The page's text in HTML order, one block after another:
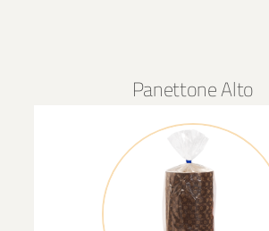
Panettone Alto